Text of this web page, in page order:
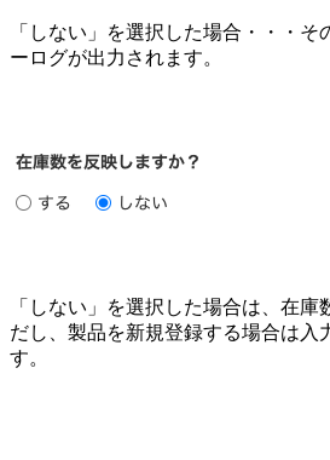
「しない」を選択した場合・・・そ
ーログが出力されます。
「しない」を選択した場合は、在庫
だし、製品を新規登録する場合は入
す。